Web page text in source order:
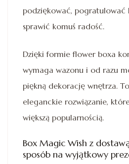
podziękować, pogratulować
sprawić komuś radość.
Dzięki formie flower boxa
wymaga wazonu i od razu
piękną dekorację wnętrza.
eleganckie rozwiązanie,
większą popularnością.
Box Magic Wish z
sposób na wyjątkowy